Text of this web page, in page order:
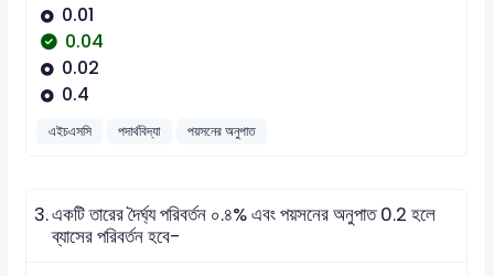
0.01
0.04
0.02
0.4
এইচএসসি পদার্থবিদ্যা পয়সনের অনুপাত
3.একটি তারের দৈর্ঘ্য পরিবর্তন ০.৪% এবং পয়সনের অনুপাত 0.2 হলে
ব্যাসের পরিবর্তন হবে-